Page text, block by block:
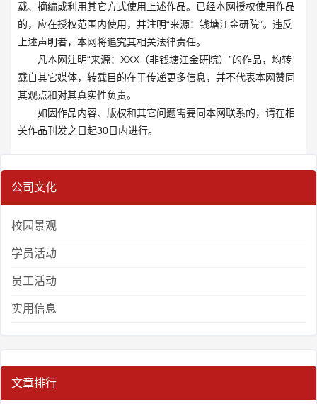
载、摘编或利用其它方式使用上述作品。已经本网授权使用作品
的，应在授权范围内使用，并注明“来源：钱塘江金研院”。违反
上述声明者，本网将追究其相关法律责任。
凡本网注明“来源：XXX（非钱塘江金研院）”的作品，均转
载自其它媒体，转载目的在于传递更多信息，并不代表本网赞同
其观点和对其真实性负责。
如因作品内容、版权和其它问题需要同本网联系的，请在相
关作品刊发之日起30日内进行。
公司文化
校园景观
学员活动
员工活动
实用信息
文章排行